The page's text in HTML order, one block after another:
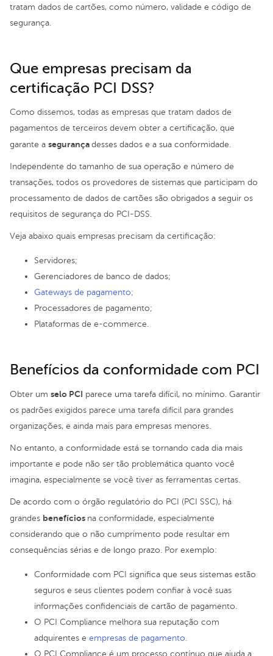
tratam dados de cartões, como número, validade e código de
segurança.
Que empresas precisam da
certificação PCI DSS?
Como dissemos, todas as empresas que tratam dados de
pagamentos de terceiros devem obter a certificação, que
garante a segurança desses dados e a sua conformidade.
Independente do tamanho de sua operação e número de
transações, todos os provedores de sistemas que participam do
processamento de dados de cartões são obrigados a seguir os
requisitos de segurança do PCI-DSS.
Veja abaixo quais empresas precisam da certificação:
Servidores;
Gerenciadores de banco de dados;
Gateways de pagamento;
Processadores de pagamento;
Plataformas de e-commerce.
Benefícios da conformidade com PCI
Obter um selo PCI parece uma tarefa difícil, no mínimo. Garantir
os padrões exigidos parece uma tarefa difícil para grandes
organizações, e ainda mais para empresas menores.
No entanto, a conformidade está se tornando cada dia mais
importante e pode não ser tão problemática quanto você
imagina, especialmente se você tiver as ferramentas certas.
De acordo com o órgão regulatório do PCI (PCI SSC), há
grandes benefícios na conformidade, especialmente
considerando que o não cumprimento pode resultar em
consequências sérias e de longo prazo. Por exemplo:
Conformidade com PCI significa que seus sistemas estão
seguros e seus clientes podem confiar à você suas
informações confidenciais de cartão de pagamento.
O PCI Compliance melhora sua reputação com
adquirentes e empresas de pagamento.
O PCI Compliance é um processo contínuo que ajuda a